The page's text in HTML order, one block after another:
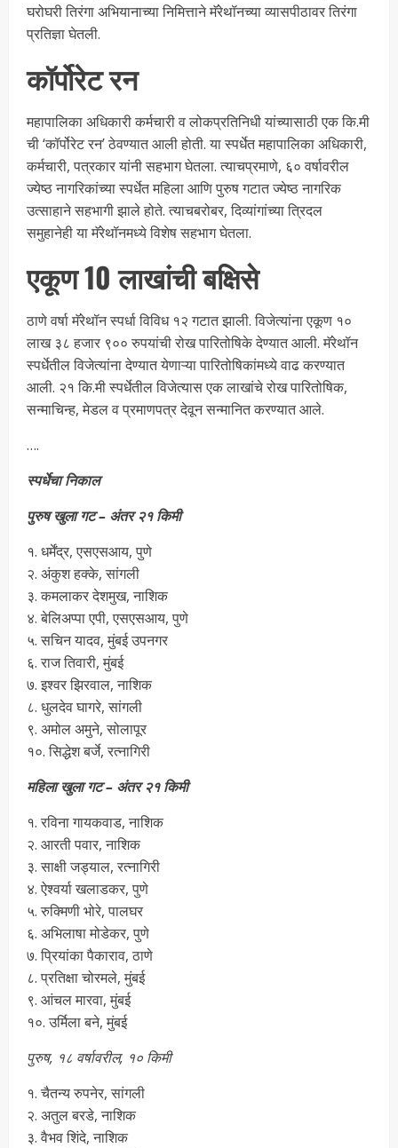
घरोघरी तिरंगा अभियानाच्या निमित्ताने मॅरेथॉनच्या व्यासपीठावर तिरंगा
प्रतिज्ञा घेतली.
कॉर्पोरेट रन
महापालिका अधिकारी कर्मचारी व लोकप्रतिनिधी यांच्यासाठी एक कि.मी
ची ‘कॉर्पोरेट रन’ ठेवण्यात आली होती. या स्पर्धेत महापालिका अधिकारी,
कर्मचारी, पत्रकार यांनी सहभाग घेतला. त्याचप्रमाणे, ६० वर्षावरील
ज्येष्ठ नागरिकांच्या स्पर्धेत महिला आणि पुरुष गटात ज्येष्ठ नागरिक
उत्साहाने सहभागी झाले होते. त्याचबरोबर, दिव्यांगांच्या त्रिदल
समुहानेही या मॅरेथॉनमध्ये विशेष सहभाग घेतला.
एकूण 10 लाखांची बक्षिसे
ठाणे वर्षा मॅरेथॉन स्पर्धा विविध १२ गटात झाली. विजेत्यांना एकूण १०
लाख ३८ हजार ९०० रुपयांची रोख पारितोषिके देण्यात आली. मॅरेथॉन
स्पर्धेतील विजेत्यांना देण्यात येणाऱ्या पारितोषिकांमध्ये वाढ करण्यात
आली. २१ कि.मी स्पर्धेतील विजेत्यास एक लाखांचे रोख पारितोषिक,
सन्माचिन्ह, मेडल व प्रमाणपत्र देवून सन्मानित करण्यात आले.
….
स्पर्धेचा निकाल
पुरुष खुला गट – अंतर २१ किमी
१. धर्मेंद्र, एसएसआय, पुणे
२. अंकुश हक्के, सांगली
३. कमलाकर देशमुख, नाशिक
४. बेलिअप्पा एपी, एसएसआय, पुणे
५. सचिन यादव, मुंबई उपनगर
६. राज तिवारी, मुंबई
७. इश्वर झिरवाल, नाशिक
८. धुलदेव घागरे, सांगली
९. अमोल अमुने, सोलापूर
१०. सिद्धेश बर्जे, रत्नागिरी
महिला खुला गट – अंतर २१ किमी
१. रविना गायकवाड, नाशिक
२. आरती पवार, नाशिक
३. साक्षी जड्याल, रत्नागिरी
४. ऐश्वर्या खलाडकर, पुणे
५. रुक्मिणी भोरे, पालघर
६. अभिलाषा मोडेकर, पुणे
७. प्रियांका पैकाराव, ठाणे
८. प्रतिक्षा चोरमले, मुंबई
९. आंचल मारवा, मुंबई
१०. उर्मिला बने, मुंबई
पुरुष, १८ वर्षावरील, १० किमी
१. चैतन्य रुपनेर, सांगली
२. अतुल बरडे, नाशिक
३. वैभव शिंदे, नाशिक